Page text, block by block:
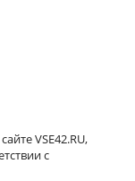
VSE42.RU,
с